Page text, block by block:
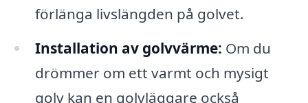
förlänga livslängden på golvet.
Installation av golvvärme: Om du
drömmer om ett varmt och mysigt
golv kan en golvläggare också